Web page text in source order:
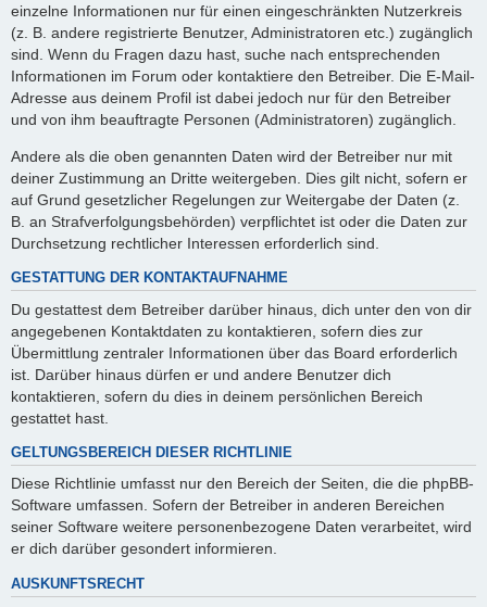
einzelne Informationen nur für einen eingeschränkten Nutzerkreis
(z. B. andere registrierte Benutzer, Administratoren etc.) zugänglich
sind. Wenn du Fragen dazu hast, suche nach entsprechenden
Informationen im Forum oder kontaktiere den Betreiber. Die E-Mail-
Adresse aus deinem Profil ist dabei jedoch nur für den Betreiber
und von ihm beauftragte Personen (Administratoren) zugänglich.
Andere als die oben genannten Daten wird der Betreiber nur mit
deiner Zustimmung an Dritte weitergeben. Dies gilt nicht, sofern er
auf Grund gesetzlicher Regelungen zur Weitergabe der Daten (z.
B. an Strafverfolgungsbehörden) verpflichtet ist oder die Daten zur
Durchsetzung rechtlicher Interessen erforderlich sind.
GESTATTUNG DER KONTAKTAUFNAHME
Du gestattest dem Betreiber darüber hinaus, dich unter den von dir
angegebenen Kontaktdaten zu kontaktieren, sofern dies zur
Übermittlung zentraler Informationen über das Board erforderlich
ist. Darüber hinaus dürfen er und andere Benutzer dich
kontaktieren, sofern du dies in deinem persönlichen Bereich
gestattet hast.
GELTUNGSBEREICH DIESER RICHTLINIE
Diese Richtlinie umfasst nur den Bereich der Seiten, die die phpBB-
Software umfassen. Sofern der Betreiber in anderen Bereichen
seiner Software weitere personenbezogene Daten verarbeitet, wird
er dich darüber gesondert informieren.
AUSKUNFTSRECHT